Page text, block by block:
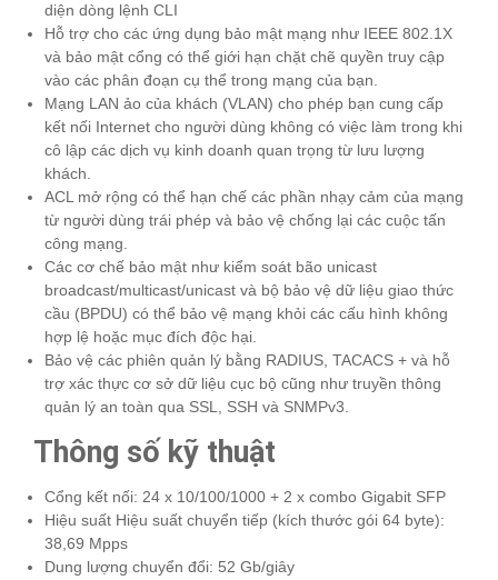
diện dòng lệnh CLI
Hỗ trợ cho các ứng dụng bảo mật mạng như IEEE 802.1X
và bảo mật cổng có thể giới hạn chặt chẽ quyền truy cập
vào các phân đoạn cụ thể trong mạng của bạn.
Mạng LAN ảo của khách (VLAN) cho phép bạn cung cấp
kết nối Internet cho người dùng không có việc làm trong khi
cô lập các dịch vụ kinh doanh quan trọng từ lưu lượng
khách.
ACL mở rộng có thể hạn chế các phần nhạy cảm của mạng
từ người dùng trái phép và bảo vệ chống lại các cuộc tấn
công mạng.
Các cơ chế bảo mật như kiểm soát bão unicast
broadcast/multicast/unicast và bộ bảo vệ dữ liệu giao thức
cầu (BPDU) có thể bảo vệ mạng khỏi các cấu hình không
hợp lệ hoặc mục đích độc hại.
Bảo vệ các phiên quản lý bằng RADIUS, TACACS + và hỗ
trợ xác thực cơ sở dữ liệu cục bộ cũng như truyền thông
quản lý an toàn qua SSL, SSH và SNMPv3.
Thông số kỹ thuật
Cổng kết nối: 24 x 10/100/1000 + 2 x combo Gigabit SFP
Hiệu suất Hiệu suất chuyển tiếp (kích thước gói 64 byte):
38,69 Mpps
Dung lượng chuyển đổi: 52 Gb/giây